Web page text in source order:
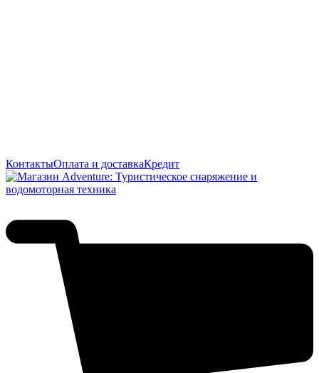
КонтактыОплата и доставкаКредит